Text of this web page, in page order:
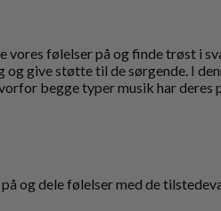
følelser på og finde trøst i
give støtte til de sørgende. I
begge typer musik har deres
og dele følelser med de